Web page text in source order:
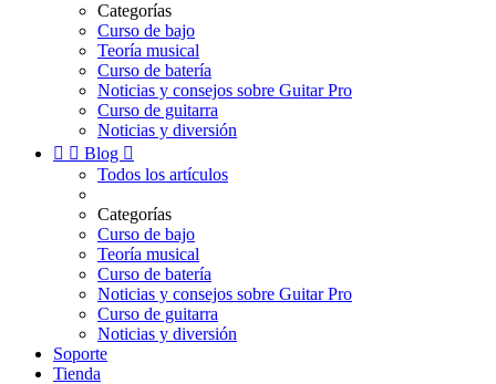
Categorías
Curso de bajo
Teoría musical
Curso de batería
Noticias y consejos sobre Guitar Pro
Curso de guitarra
Noticias y diversión
  Blog 
Todos los artículos
Categorías
Curso de bajo
Teoría musical
Curso de batería
Noticias y consejos sobre Guitar Pro
Curso de guitarra
Noticias y diversión
Soporte
Tienda